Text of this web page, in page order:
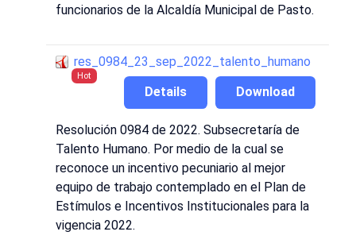
funcionarios de la Alcaldía Municipal de Pasto.
res_0984_23_sep_2022_talento_humano
Hot
Download
Details
Resolución 0984 de 2022. Subsecretaría de
Talento Humano. Por medio de la cual se
reconoce un incentivo pecuniario al mejor
equipo de trabajo contemplado en el Plan de
Estímulos e Incentivos Institucionales para la
vigencia 2022.